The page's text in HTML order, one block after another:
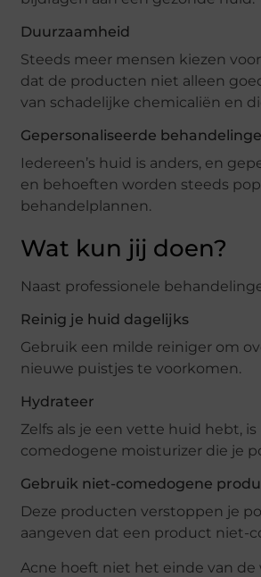
Duurzaamheid
Steeds meer mensen kiezen
dat de producten niet alleen
van schadelijke chemicaliën en
Gepersonaliseerde
Iedereen’s huid is anders, en
en behoeften worden steeds
behandelplannen.
Wat kun jij doen?
Naast professionele
Reinig je huid dagelijks
Gebruik een milde reiniger om
nieuwe puistjes te voorkomen.
Hydrateer
Zelfs als je een vette huid hebt,
comedogene moisturizer die je
Gebruik niet-comedogene
Deze producten verstoppen je
aangeven dat een product niet-
Acne hoeft niet het einde van